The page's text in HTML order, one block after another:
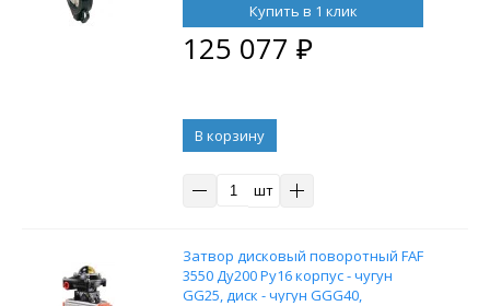
Купить в 1 клик
125 077 ₽
В корзину
шт
Затвор дисковый поворотный FAF
3550 Ду200 Ру16 корпус - чугун
GG25, диск - чугун GGG40,